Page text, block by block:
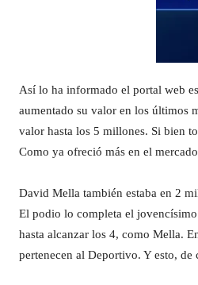
Así lo ha informado el portal web
aumentado su valor en los últimos
valor hasta los 5 millones. Si bien
Como ya ofreció más en el
David Mella también estaba en 2
El podio lo completa el
hasta alcanzar los 4, como Mella.
pertenecen al Deportivo. Y esto,